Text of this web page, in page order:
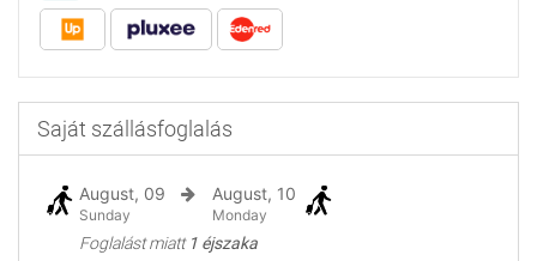
Saját szállásfoglalás
August, 09
Sunday
August, 10
Monday
Foglalást miatt 1 éjszaka